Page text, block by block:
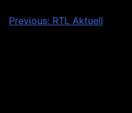
Beitragsnavigation
Previous: RTL Aktuell